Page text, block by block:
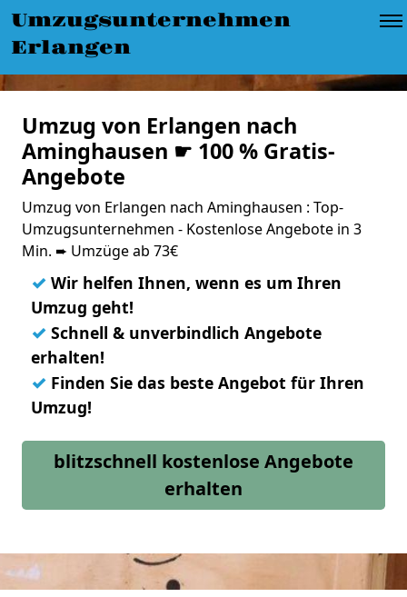
Umzugsunternehmen
Erlangen
Umzug von Erlangen nach
Aminghausen ☛ 100 % Gratis-
Angebote
Umzug von Erlangen nach Aminghausen : Top-
Umzugsunternehmen - Kostenlose Angebote in 3
Min. ➨ Umzüge ab 73€
✓ Wir helfen Ihnen, wenn es um Ihren
Umzug geht!
✓ Schnell & unverbindlich Angebote
erhalten!
✓ Finden Sie das beste Angebot für Ihren
Umzug!
blitzschnell kostenlose Angebote
erhalten